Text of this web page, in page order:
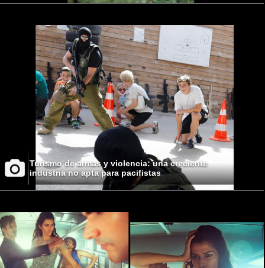
Turismo de armas y violencia: una creciente
industria no apta para pacifistas